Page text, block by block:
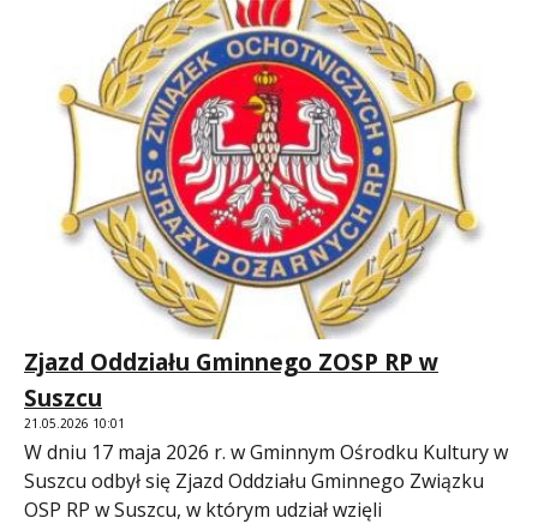
Zjazd Oddziału Gminnego ZOSP RP w
Suszcu
21.05.2026 10:01
W dniu 17 maja 2026 r. w Gminnym Ośrodku Kultury w
Suszcu odbył się Zjazd Oddziału Gminnego Związku
OSP RP w Suszcu, w którym udział wzięli